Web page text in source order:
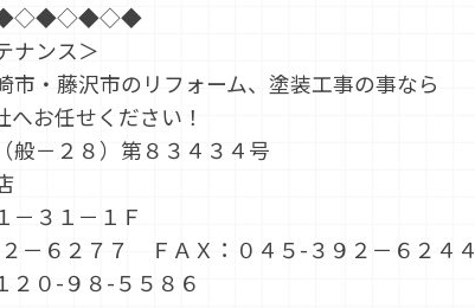
ナンス＞
市・藤沢市のリフォーム、塗装工事の事なら
お任せください！
－２８）第８３４３４号
－３１－１Ｆ
－６２７７ ＦＡＸ：０４５-３９２－６２４４
２０-９８-５５８６